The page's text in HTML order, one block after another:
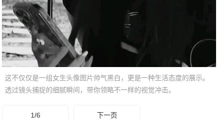
这不仅仅是一组女生头像图片帅气黑白，更是一种生活态度的展示。
透过镜头捕捉的细腻瞬间，带你领略不一样的视觉冲击。
1/6 下一页